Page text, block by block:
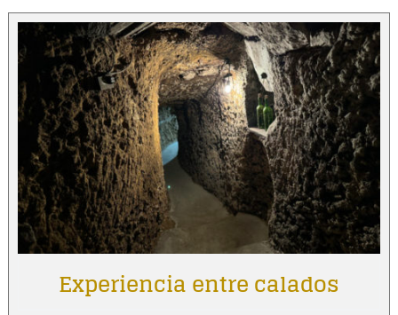
Experiencia entre calados